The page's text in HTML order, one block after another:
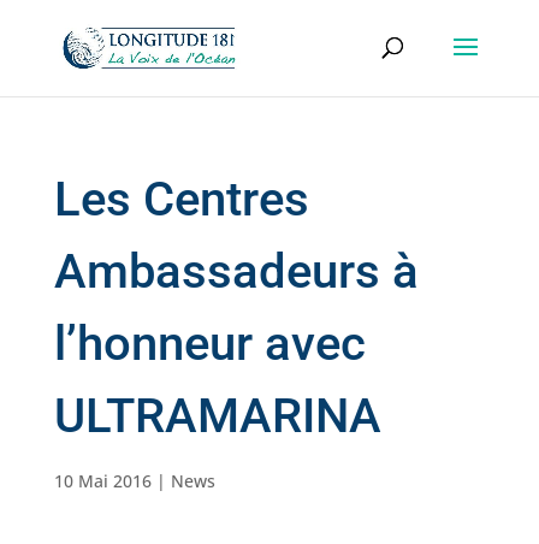
Les Centres
Ambassadeurs à
l’honneur avec
ULTRAMARINA
10 Mai 2016| News